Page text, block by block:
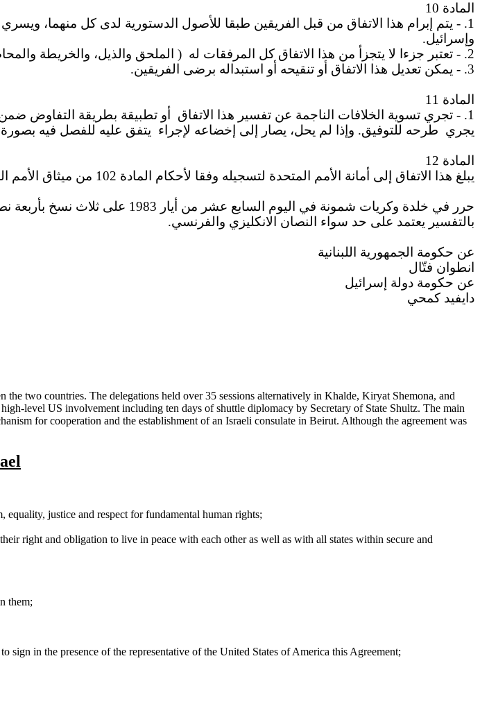
المادة 10
1. - يتم إبرام هذا الاتفاق من قبل الفريقين طبقا للأصول الدستورية لدى كل منهما، ويسري مفعوله من تاريخ تبادل
وإسرائيل.
2. - تعتبر جزءا لا يتجزأ من هذا الاتفاق كل المرفقات له
( الملحق والذيل، والخريطة
3. - يمكن تعديل هذا الاتفاق أو تنقيحه أو استبداله برضى الفريقين.
المادة 11
1. - تجري تسوية الخلافات الناجمة عن تفسير هذا الاتفاق
أو تطبيقة بطريقة التفاوض
يجري طرحه للتوفيق. وإذا لم يحل، يصار إلى إخضاعه لإجراء يتفق عليه للفصل فيه بصورة
المادة 12
يبلغ هذا الاتفاق إلى أمانة الأمم المتحدة لتسجيله وفقا لأحكام المادة 102 من ميثاق الأمم المتحدة.
حرر في خلدة وكريات شمونة في اليوم السابع عشر من أيار 1983 على ثلاث نسخ بأربعة نصوص رسمية باللغات العربية والعبرية والانكليزية والفرنسية. في حال أي اختلاف
بالتفسير يعتمد على حد سواء النصان الانكليزي والفرنسي.
عن حكومة الجمهورية اللبنانية
انطوان فتّال
عن حكومة دولة إسرائيل
دايفيد كمحي
the two countries. The delegations held over 35 sessions alternatively in Khalde, Kiryat Shemona, and
level US involvement including ten days of shuttle diplomacy by Secretary of State Shultz. The main
for cooperation and the establishment of an Israeli consulate in Beirut. Although the agreement was
justice and respect for fundamental human rights;
right and obligation to live in peace with each other as well as with all states within secure and
them;
sign in the presence of the representative of the United States of America this Agreement;